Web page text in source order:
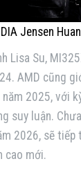
Jensen
Lisa Su,
AMD cũng
2025, với
suy luận.
2026, sẽ
cao mới.